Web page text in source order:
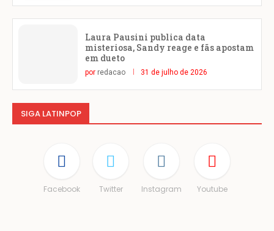
Laura Pausini publica data
misteriosa, Sandy reage e fãs apostam
em dueto
por redacao 31 de julho de 2026
SIGA LATINPOP
Facebook Twitter Instagram Youtube